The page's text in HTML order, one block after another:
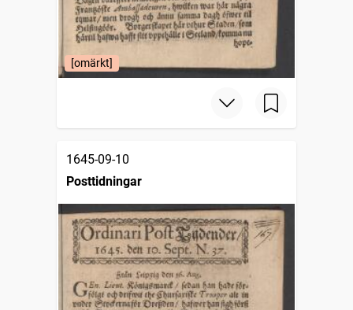
[omärkt]
1645-09-10
Posttidningar